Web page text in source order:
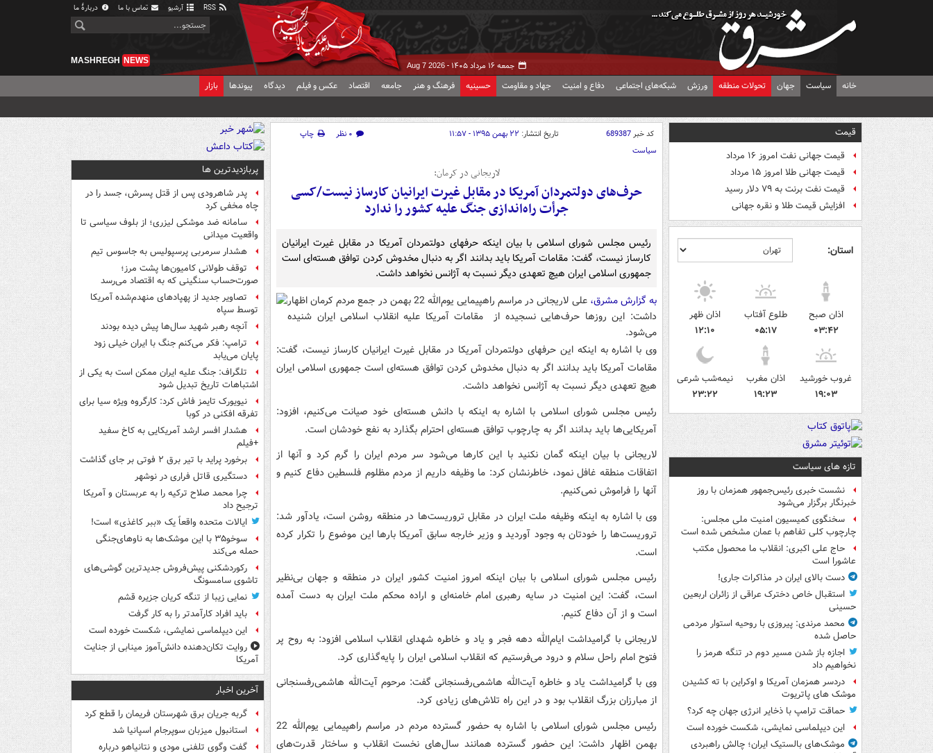
آرشیو تماس با ما دربارهٔ ما
جمعه ۱۶ مرداد ۱۴۰۵ - Aug 7 2026
MASHREGH NEWS
خانه سیاست جهان تحولات منطقه ورزش شبکه‌های اجتماعی دفاع و امنیت جهاد و مقاومت حسینیه فرهنگ و هنر جامعه اقتصاد عکس و فیلم دیدگاه پیوندها بازار
قیمت
قیمت جهانی نفت امروز ۱۶ مرداد
قیمت جهانی طلا امروز ۱۵ مرداد
قیمت نفت برنت به ۷۹ دلار رسید
افزایش قیمت طلا و نقره جهانی
استان:
اذان صبح
۰۳:۴۲
طلوع آفتاب
۰۵:۱۷
اذان ظهر
۱۲:۱۰
غروب خورشید
۱۹:۰۳
اذان مغرب
۱۹:۲۳
نیمه‌شب شرعی
۲۳:۲۲
تازه های سیاست
نشست خبری رئیس‌جمهور همزمان با روز
خبرنگار برگزار می‌شود
سخنگوی کمیسیون امنیت ملی مجلس:
چارچوب کلی تفاهم با عمان مشخص شده است
حاج علی اکبری: انقلاب ما محصول مکتب
عاشورا است
دست بالای ایران در مذاکرات جاری!
استقبال خاص دخترک عراقی از زائران اربعین
حسینی
محمد مرندی: پیروزی با روحیه استوار مردمی
حاصل شده
اجازه باز شدن مسیر دوم در تنگه هرمز را
نخواهیم داد
دردسر همزمان آمریکا و اوکراین با ته کشیدن
موشک های پاتریوت
حماقت ترامپ با ذخایر انرژی جهان چه کرد؟
این دیپلماسی نمایشی، شکست خورده است
موشک‌های بالستیک ایران؛ چالش راهبردی
کد خبر689387 تاریخ انتشار: ۲۲ بهمن ۱۳۹۵ - ۱۱:۵۷ ۰ نظر
چاپ
سیاست
لاریجانی در کرمان:
حرف‌های دولتمردان آمریکا در مقابل غیرت ایرانیان کارساز نیست/کسی
جرأت راه‌اندازی جنگ علیه کشور را ندارد
رئیس مجلس شورای اسلامی با بیان اینکه حرفهای دولتمردان آمریکا در مقابل غیرت ایرانیان
کارساز نیست، گفت: مقامات آمریکا باید بدانند اگر به دنبال مخدوش کردن توافق هسته‌ای است
جمهوری اسلامی ایران هیچ تعهدی دیگر نسبت به آژانس نخواهد داشت.
به گزارش مشرق،
علی لاریجانی در مراسم راهپیمایی یوم‌الله 22 بهمن در جمع مردم کرمان اظهار
داشت: این روزها حرف‌هایی نسجیده از مقامات آمریکا علیه انقلاب اسلامی ایران شنیده
می‌شود.
وی با اشاره به اینکه این حرفهای دولتمردان آمریکا در مقابل غیرت ایرانیان کارساز نیست، گفت:
مقامات آمریکا باید بدانند اگر به دنبال مخدوش کردن توافق هسته‌ای است جمهوری اسلامی ایران
هیچ تعهدی دیگر نسبت به آژانس نخواهد داشت.
رئیس مجلس شورای اسلامی با اشاره به اینکه با دانش هسته‌ای خود صیانت می‌کنیم، افزود:
آمریکایی‌ها باید بدانند اگر به چارچوب توافق هسته‌ای احترام بگذارد به نفع خودشان است.
لاریجانی با بیان اینکه گمان نکنید با این کارها می‌شود سر مردم ایران را گرم کرد و آنها از
اتفاقات منطقه غافل نمود، خاطرنشان کرد: ما وظیفه داریم از مردم مظلوم فلسطین دفاع کنیم و
آنها را فراموش نمی‌کنیم.
وی با اشاره به اینکه وظیفه ملت ایران در مقابل تروریست‌ها در منطقه روشن است، یادآور شد:
تروریست‌ها را خودتان به وجود آوردید و وزیر خارجه سابق آمریکا بارها این موضوع را تکرار کرده
است.
رئیس مجلس شورای اسلامی با بیان اینکه امروز امنیت کشور ایران در منطقه و جهان بی‌نظیر
است، گفت: این امنیت در سایه رهبری امام خامنه‌ای و اراده محکم ملت ایران به دست آمده
است و از آن دفاع کنیم.
لاریجانی با گرامیداشت ایام‌الله دهه فجر و یاد و خاطره شهدای انقلاب اسلامی افزود: به روح پر
فتوح امام راحل سلام و درود می‌فرستیم که انقلاب اسلامی ایران را پایه‌گذاری کرد.
وی با گرامیداشت یاد و خاطره آیت‌الله هاشمی‌رفسنجانی گفت: مرحوم آیت‌الله هاشمی‌رفسنجانی
از مبارزان بزرگ انقلاب بود و در این راه تلاش‌های زیادی کرد.
رئیس مجلس شورای اسلامی با اشاره به حضور گسترده مردم در مراسم راهپیمایی یوم‌الله 22
بهمن اظهار داشت: این حضور گسترده همانند سال‌های نخست انقلاب و ساختار قدرت‌های
پربازدیدترین ها
پدر شاهرودی پس از قتل پسرش، جسد را در
چاه مخفی کرد
سامانه ضد موشکی لیزری؛ از بلوف سیاسی تا
واقعیت میدانی
هشدار سرمربی پرسپولیس به جاسوس تیم
توقف طولانی کامیون‌ها پشت مرز؛
صورت‌حساب سنگینی که به اقتصاد می‌رسد
تصاویر جدید از پهپادهای منهدم‌شده آمریکا
توسط سپاه
آنچه رهبر شهید سال‌ها پیش دیده بودند
ترامپ: فکر می‌کنم جنگ با ایران خیلی زود
پایان می‌یابد
تلگراف: جنگ علیه ایران ممکن است به یکی از
اشتباهات تاریخ تبدیل شود
نیویورک تایمز فاش کرد: کارگروه ویژه سیا برای
تفرقه افکنی در کوبا
هشدار افسر ارشد آمریکایی به کاخ سفید
+فیلم
برخورد پراید با تیر برق ۲ فوتی بر جای گذاشت
دستگیری قاتل فراری در نوشهر
چرا محمد صلاح ترکیه را به عربستان و آمریکا
ترجیح داد
ایالات متحده واقعاً یک «ببر کاغذی» است!
سوخو۳۵ با این موشک‌ها به ناوهای‌جنگی
حمله می‌کند
رکوردشکنی پیش‌فروش جدیدترین گوشی‌های
تاشوی سامسونگ
نمایی زیبا از تنگه کریان جزیره قشم
باید افراد کارآمدتر را به کار گرفت
این دیپلماسی نمایشی، شکست خورده است
روایت تکان‌دهنده دانش‌آموز مینابی از جنایت
آمریکا
آخرین اخبار
گربه جریان برق شهرستان فریمان را قطع کرد
استانبول میزبان سوپرجام اسپانیا شد
گفت وگوی تلفنی مودی و نتانیاهو درباره